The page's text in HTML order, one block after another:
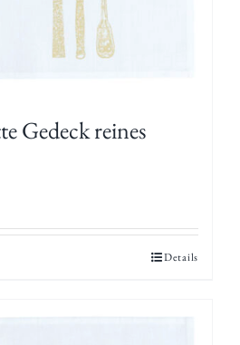
Gedeck reines
Details